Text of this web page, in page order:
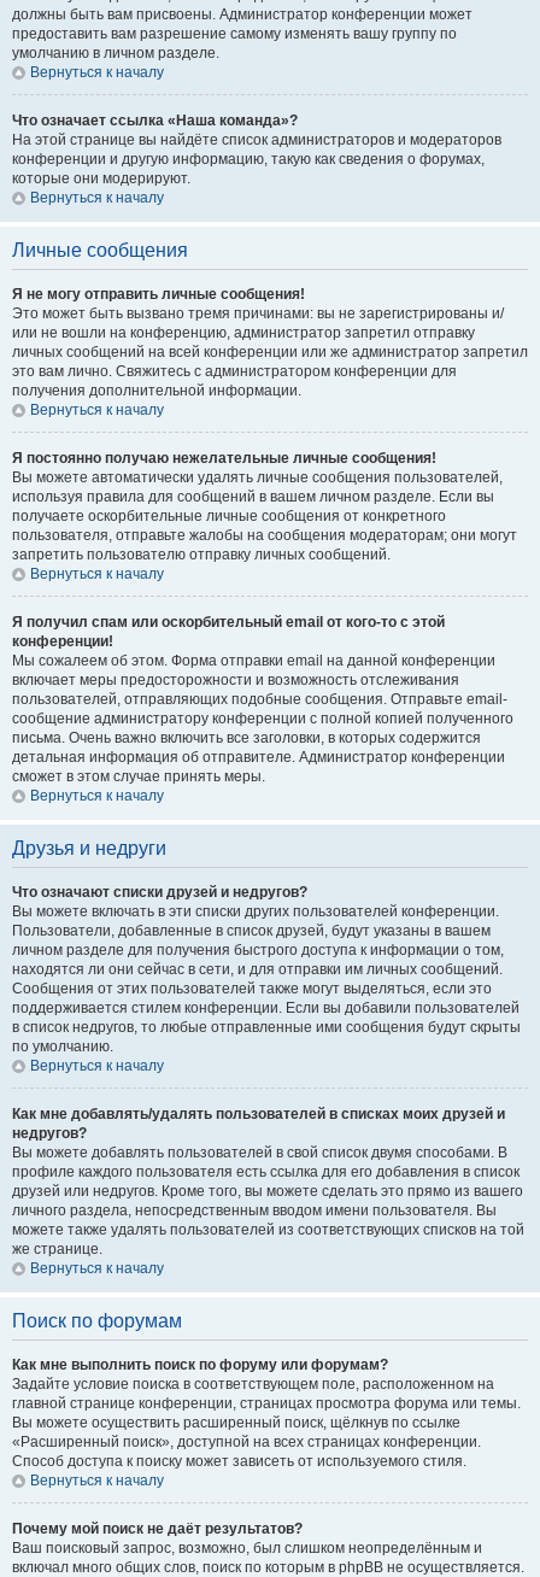
должны быть вам присвоены. Администратор конференции может
предоставить вам разрешение самому изменять вашу группу по
умолчанию в личном разделе.
Вернуться к началу
Что означает ссылка «Наша команда»?
На этой странице вы найдёте список администраторов и модераторов
конференции и другую информацию, такую как сведения о форумах,
которые они модерируют.
Вернуться к началу
Личные сообщения
Я не могу отправить личные сообщения!
Это может быть вызвано тремя причинами: вы не зарегистрированы и/
или не вошли на конференцию, администратор запретил отправку
личных сообщений на всей конференции или же администратор запретил
это вам лично. Свяжитесь с администратором конференции для
получения дополнительной информации.
Вернуться к началу
Я постоянно получаю нежелательные личные сообщения!
Вы можете автоматически удалять личные сообщения пользователей,
используя правила для сообщений в вашем личном разделе. Если вы
получаете оскорбительные личные сообщения от конкретного
пользователя, отправьте жалобы на сообщения модераторам; они могут
запретить пользователю отправку личных сообщений.
Вернуться к началу
Я получил спам или оскорбительный email от кого-то с этой
конференции!
Мы сожалеем об этом. Форма отправки email на данной конференции
включает меры предосторожности и возможность отслеживания
пользователей, отправляющих подобные сообщения. Отправьте email-
сообщение администратору конференции с полной копией полученного
письма. Очень важно включить все заголовки, в которых содержится
детальная информация об отправителе. Администратор конференции
сможет в этом случае принять меры.
Вернуться к началу
Друзья и недруги
Что означают списки друзей и недругов?
Вы можете включать в эти списки других пользователей конференции.
Пользователи, добавленные в список друзей, будут указаны в вашем
личном разделе для получения быстрого доступа к информации о том,
находятся ли они сейчас в сети, и для отправки им личных сообщений.
Сообщения от этих пользователей также могут выделяться, если это
поддерживается стилем конференции. Если вы добавили пользователей
в список недругов, то любые отправленные ими сообщения будут скрыты
по умолчанию.
Вернуться к началу
Как мне добавлять/удалять пользователей в списках моих друзей и
недругов?
Вы можете добавлять пользователей в свой список двумя способами. В
профиле каждого пользователя есть ссылка для его добавления в список
друзей или недругов. Кроме того, вы можете сделать это прямо из вашего
личного раздела, непосредственным вводом имени пользователя. Вы
можете также удалять пользователей из соответствующих списков на той
же странице.
Вернуться к началу
Поиск по форумам
Как мне выполнить поиск по форуму или форумам?
Задайте условие поиска в соответствующем поле, расположенном на
главной странице конференции, страницах просмотра форума или темы.
Вы можете осуществить расширенный поиск, щёлкнув по ссылке
«Расширенный поиск», доступной на всех страницах конференции.
Способ доступа к поиску может зависеть от используемого стиля.
Вернуться к началу
Почему мой поиск не даёт результатов?
Ваш поисковый запрос, возможно, был слишком неопределённым и
включал много общих слов, поиск по которым в phpBB не осуществляется.